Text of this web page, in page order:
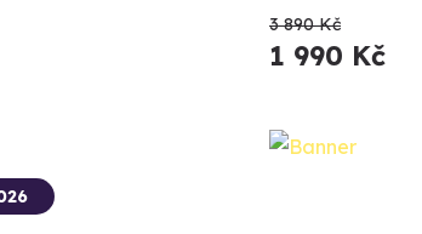
3 890 Kč
1 990 Kč